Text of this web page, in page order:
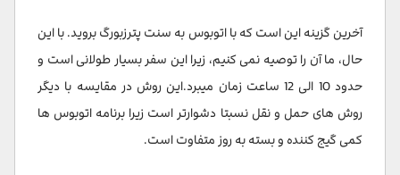
آخرین گزینه این است که با اتوبوس به سنت پترزبورگ بروید. با این
حال، ما آن را توصیه نمی کنیم، زیرا این سفر بسیار طولانی است و
حدود 10 الی 12 ساعت زمان میبرد.این روش در مقایسه با دیگر
روش های حمل و نقل نسبتا دشوارتر است زیرا برنامه اتوبوس ها
کمی گیج کننده و بسته به روز متفاوت است.